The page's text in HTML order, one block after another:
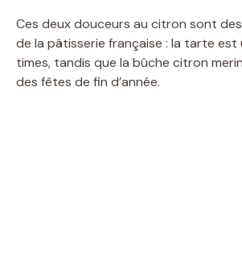
Ces deux douceurs au citron sont
de la pâtisserie française : la tarte
times, tandis que la bûche citron
des fêtes de fin d’année.